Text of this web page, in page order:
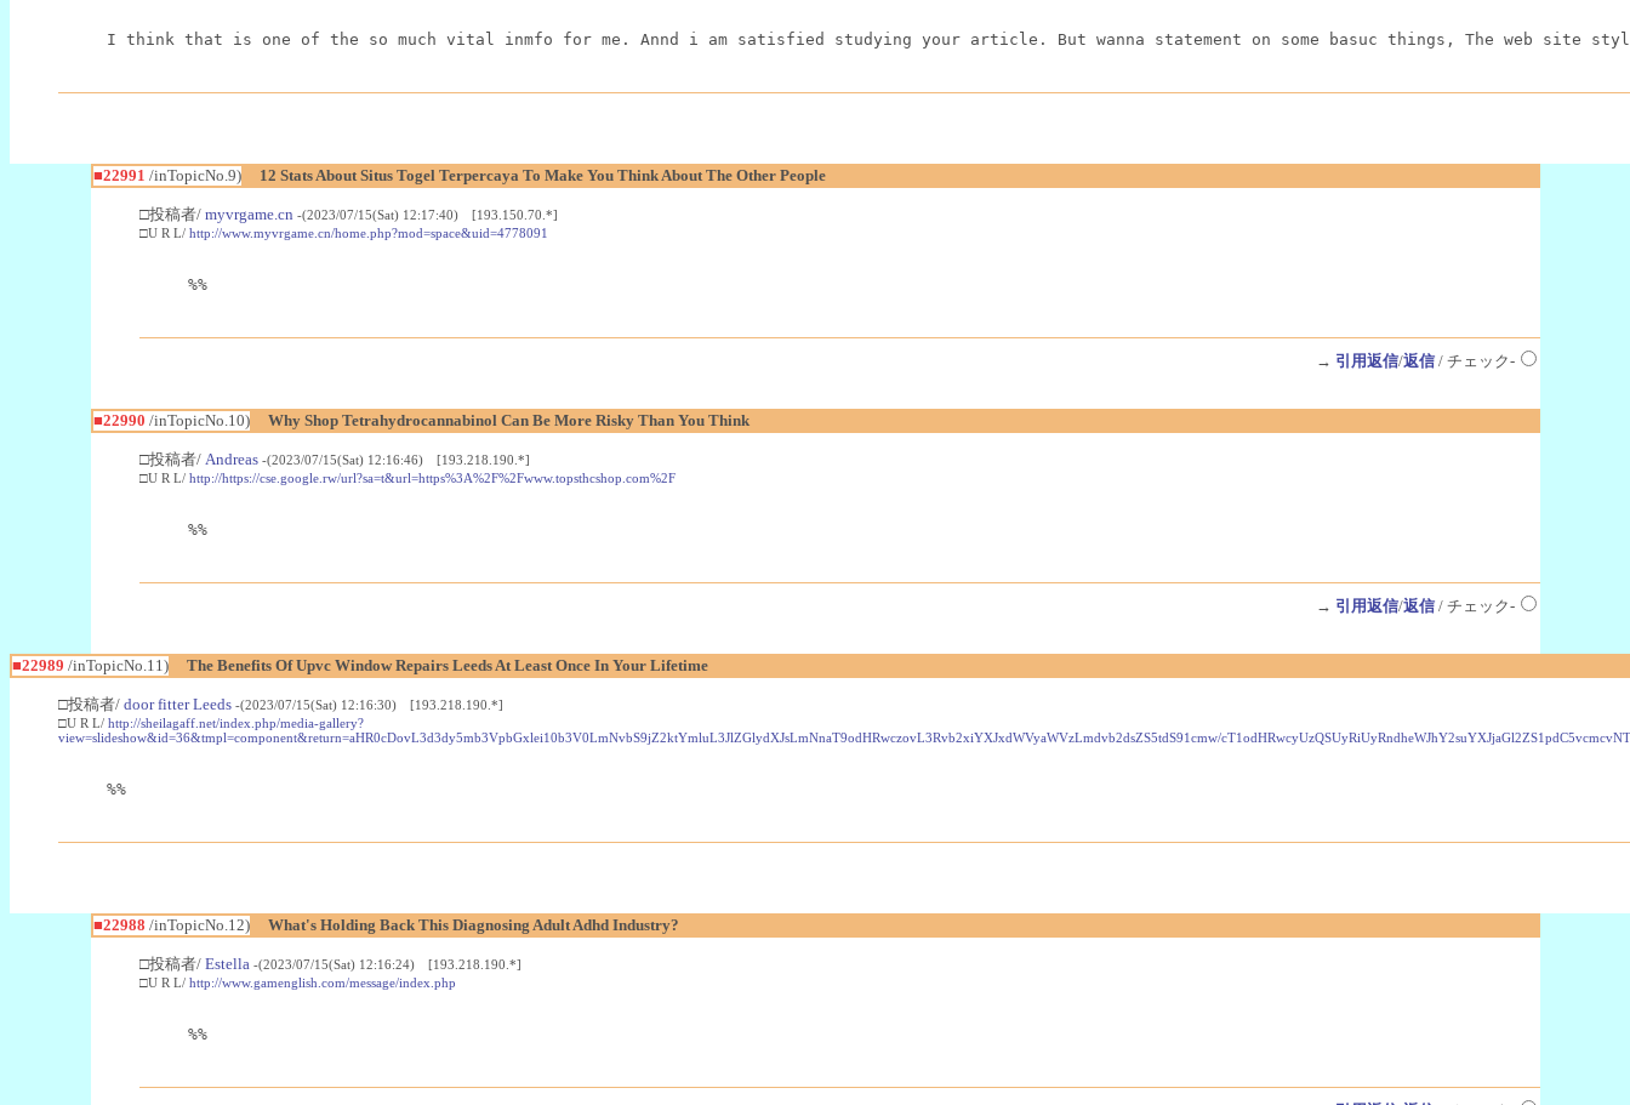
I think that is one of the so much vital inmfo for me. Annd i am satisfied studying your article. But wanna statement on some basuc things, The web
■22991 /inTopicNo.9) 12 Stats About Situs Togel Terpercaya To Make You Think About The Other People
□投稿者/ myvrgame.cn -(2023/07/15(Sat) 12:17:40) [193.150.70.*]
□U R L/ http://www.myvrgame.cn/home.php?mod=space&uid=4778091
%%
→ 引用返信/返信/ チェック-
■22990 /inTopicNo.10) Why Shop Tetrahydrocannabinol Can Be More Risky Than You Think
□投稿者/ Andreas -(2023/07/15(Sat) 12:16:46) [193.218.190.*]
□U R L/ http://https://cse.google.rw/url?sa=t&url=https%3A%2F%2Fwww.topsthcshop.com%2F
%%
→ 引用返信/返信/ チェック-
■22989 /inTopicNo.11) The Benefits Of Upvc Window Repairs Leeds At Least Once In Your Lifetime
□投稿者/ door fitter Leeds -(2023/07/15(Sat) 12:16:30) [193.218.190.*]
□U R L/ http://sheilagaff.net/index.php/media-gallery?
view=slideshow&id=36&tmpl=component&return=aHR0cDovL3d3dy5mb3VpbGxlei10b3V0LmNvbS9jZ2ktYmluL3JlZGlydXJsLmNnaT9odHRwczovL3Rvb2xiYXJxdWVyaWVzLmdvb2dsZS5tdS91cmw/
%%
■22988 /inTopicNo.12) What's Holding Back This Diagnosing Adult Adhd Industry?
□投稿者/ Estella -(2023/07/15(Sat) 12:16:24) [193.218.190.*]
□U R L/ http://www.gamenglish.com/message/index.php
%%